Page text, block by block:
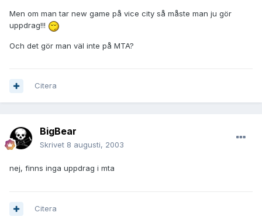
Men om man tar new game på vice city så måste man ju gör
uppdrag!!!
Och det gör man väl inte på MTA?
Citera
BigBear
Skrivet 8 augusti, 2003
nej, finns inga uppdrag i mta
Citera